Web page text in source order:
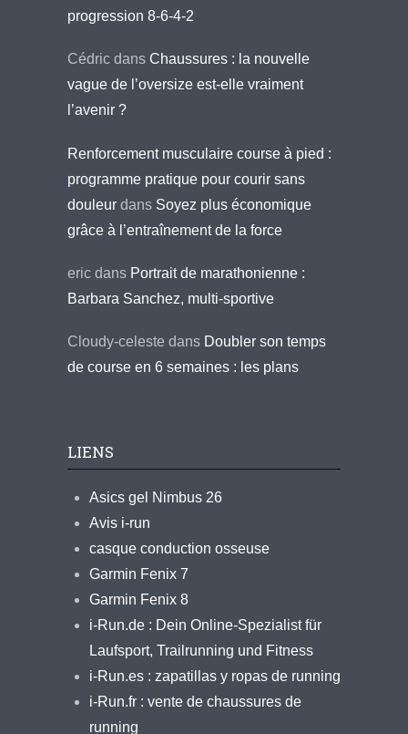
progression 8-6-4-2
Cédric dans Chaussures : la nouvelle
vague de l’oversize est-elle vraiment
l’avenir ?
Renforcement musculaire course à pied :
programme pratique pour courir sans
douleur dans Soyez plus économique
grâce à l’entraînement de la force
eric dans Portrait de marathonienne :
Barbara Sanchez, multi-sportive
Cloudy-celeste dans Doubler son temps
de course en 6 semaines : les plans
LIENS
Asics gel Nimbus 26
Avis i-run
casque conduction osseuse
Garmin Fenix 7
Garmin Fenix 8
i-Run.de : Dein Online-Spezialist für
Laufsport, Trailrunning und Fitness
i-Run.es : zapatillas y ropas de running
i-Run.fr : vente de chaussures de
running